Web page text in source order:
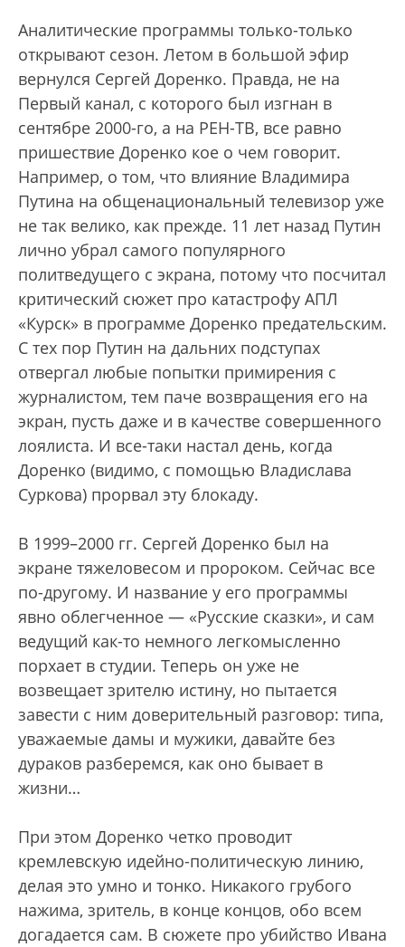
Аналитические программы только-только
открывают сезон. Летом в большой эфир
вернулся Сергей Доренко. Правда, не на
Первый канал, с которого был изгнан в
сентябре 2000-го, а на РЕН-ТВ, все равно
пришествие Доренко кое о чем говорит.
Например, о том, что влияние Владимира
Путина на общенациональный телевизор уже
не так велико, как прежде. 11 лет назад Путин
лично убрал самого популярного
политведущего с экрана, потому что посчитал
критический сюжет про катастрофу АПЛ
«Курск» в программе Доренко предательским.
С тех пор Путин на дальних подступах
отвергал любые попытки примирения с
журналистом, тем паче возвращения его на
экран, пусть даже и в качестве совершенного
лоялиста. И все-таки настал день, когда
Доренко (видимо, с помощью Владислава
Суркова) прорвал эту блокаду.
В 1999–2000 гг. Сергей Доренко был на
экране тяжеловесом и пророком. Сейчас все
по-другому. И название у его программы
явно облегченное — «Русские сказки», и сам
ведущий как-то немного легкомысленно
порхает в студии. Теперь он уже не
возвещает зрителю истину, но пытается
завести с ним доверительный разговор: типа,
уважаемые дамы и мужики, давайте без
дураков разберемся, как оно бывает в
жизни…
При этом Доренко четко проводит
кремлевскую идейно-политическую линию,
делая это умно и тонко. Никакого грубого
нажима, зритель, в конце концов, обо всем
догадается сам. В сюжете про убийство Ивана